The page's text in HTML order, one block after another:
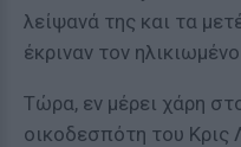
λείψανά της και τα
έκριναν τον
Τώρα, εν μέρει χάρη
οικοδεσπότη του Κρις